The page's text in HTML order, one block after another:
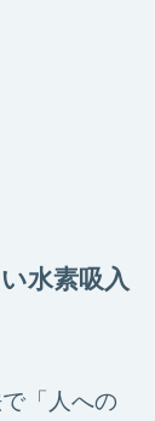
水素吸入
「人への